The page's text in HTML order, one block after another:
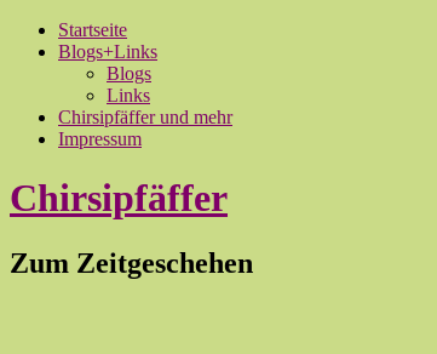
Startseite
Blogs+Links
Blogs
Links
Chirsipfäffer und mehr
Impressum
Chirsipfäffer
Zum Zeitgeschehen